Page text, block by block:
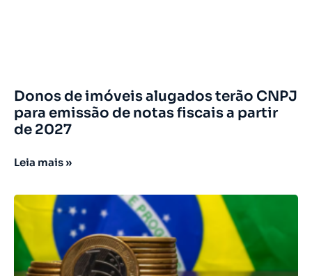
Donos de imóveis alugados terão CNPJ
para emissão de notas fiscais a partir
de 2027
Leia mais »